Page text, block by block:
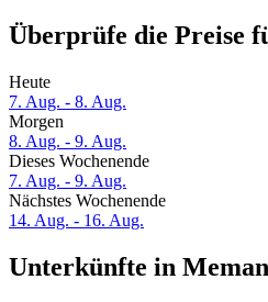
Überprüfe die Preise
Heute
7. Aug. - 8. Aug.
Morgen
8. Aug. - 9. Aug.
Dieses Wochenende
7. Aug. - 9. Aug.
Nächstes Wochenende
14. Aug. - 16. Aug.
Unterkünfte in